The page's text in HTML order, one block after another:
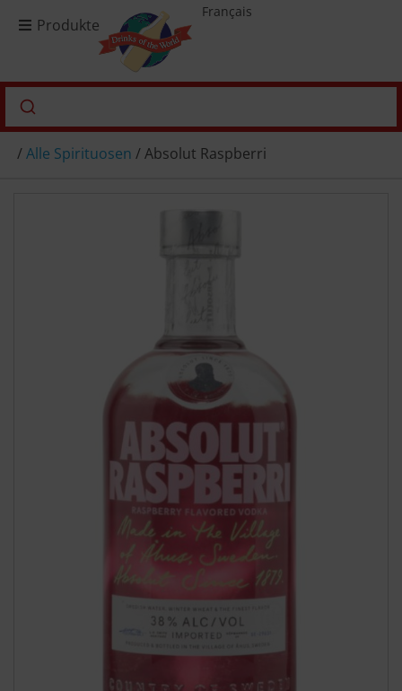
Produkte
Français
/Alle Spirituosen / Absolut Raspberri